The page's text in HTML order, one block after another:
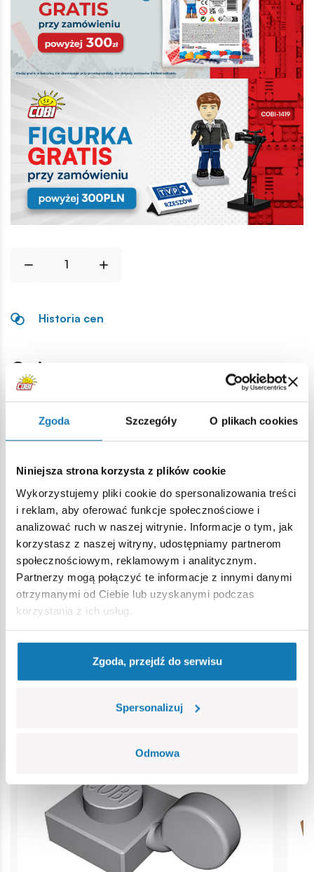
Zgoda Szczegóły O plikach cookies
Niniejsza strona korzysta z plików cookie
Wykorzystujemy pliki cookie do spersonalizowania treści
i reklam, aby oferować funkcje społecznościowe i
analizować ruch w naszej witrynie. Informacje o tym, jak
korzystasz z naszej witryny, udostępniamy partnerom
społecznościowym, reklamowym i analitycznym.
Partnerzy mogą połączyć te informacje z innymi danymi
otrzymanymi od Ciebie lub uzyskanymi podczas
korzystania z ich usług.
Zgoda, przejdź do serwisu
Spersonalizuj
Odmowa
Historia cen
Opis
Ostrzeżenie
Nieodpowiednie dla dzieci w wieku poniżej 3 lat. Zawiera
małe części, które mogą zostać połknięte lub wchłonięte
(ryzyko zadławienia). Zalecamy zachowanie opakowania w
celach informacyjnych. Zachowuje się prawo do zmiany
kolorów i szczegółów technicznych.
Bestsellery w kategorii